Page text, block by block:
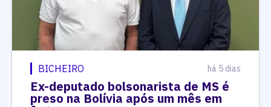
BICHEIRO há 5 dias
Ex-deputado bolsonarista de MS é
preso na Bolívia após um mês em